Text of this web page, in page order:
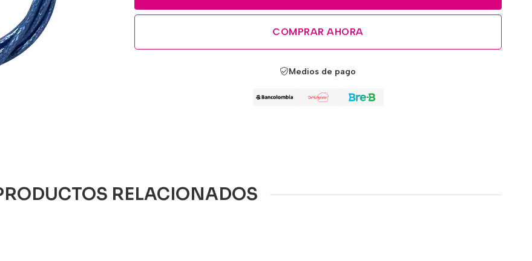
COMPRAR AHORA
Medios de pago
RELACIONADOS